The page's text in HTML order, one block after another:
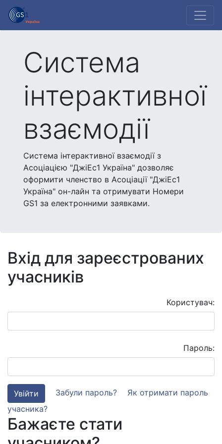
Система
інтерактивної
взаємодії
Система інтерактивної взаємодії з
Асоціацією "ДжіЕс1 Україна" дозволяє
оформити членство в Асоціації "ДжіЕс1
Україна" он-лайн та отримувати Номери
GS1 за електронними заявками.
Вхід для зареєстрованих
учасників
Користувач:
Пароль:
Увійти Забули пароль?
Як отримати пароль
учасника?
Бажаєте стати